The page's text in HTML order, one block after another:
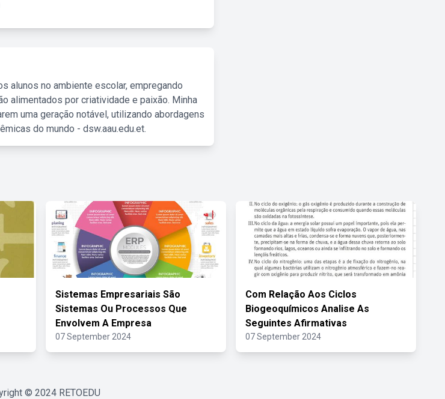
alunos no ambiente escolar, empregando
alimentados por criatividade e paixão. Minha
uma geração notável, utilizando abordagens
do mundo - dsw.aau.edu.et.
Sistemas Empresariais São
Sistemas Ou Processos Que
Envolvem A Empresa
07 September 2024
Com Relação Aos Ciclos
Biogeoquímicos Analise As
Seguintes Afirmativas
07 September 2024
© 2024 RETOEDU